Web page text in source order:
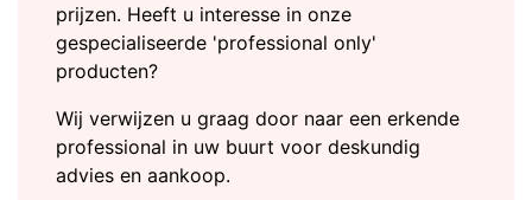
prijzen. Heeft u interesse in onze
gespecialiseerde 'professional only'
producten?
Wij verwijzen u graag door naar een erkende
professional in uw buurt voor deskundig
advies en aankoop.